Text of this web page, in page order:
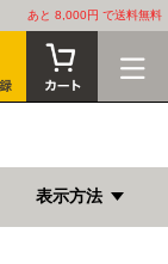
あと 8,000円 で送料無料
表示方法